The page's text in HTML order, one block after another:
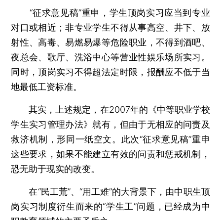
“征求意见稿”重申，学生顶岗实习应当到专业
对口或相近；非专业学生不得从事高空、井下、放
射性、高毒、易燃易爆等危险职业，不得到酒吧、
夜总会、歌厅、洗浴中心等营业性娱乐场所实习。
同时，顶岗实习不得超法定时限，报酬应不低于当
地最低工资标准。
其实，上述规定，在2007年的《中等职业学校
学生实习管理办法》就有，但由于无相应的问责及
救济机制，形同一纸空文。此次“征求意见稿”重申
这些要求，如果不能建立有效的问责和惩戒机制，
恐无助于现实的改变。
在“民工荒”、“用工难”的大背景下，由中职生顶
岗实习制度衍生而来的“学生工”问题，已经成为中